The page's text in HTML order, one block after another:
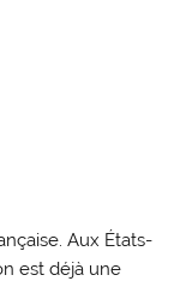
Aux États-
est déjà une